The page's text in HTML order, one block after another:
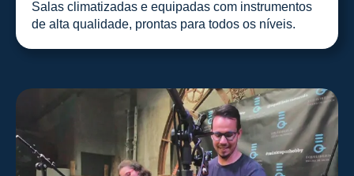
Salas climatizadas e equipadas com instrumentos
de alta qualidade, prontas para todos os níveis.